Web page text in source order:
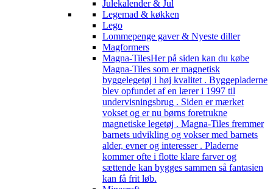
Julekalender & Jul
Legemad & køkken
Lego
Lommepenge gaver & Nyeste diller
Magformers
Magna-TilesHer på siden kan du købe
Magna-Tiles som er magnetisk
byggelegetøj i høj kvalitet . Byggepladerne
blev opfundet af en lærer i 1997 til
undervisningsbrug . Siden er mærket
vokset og er nu børns foretrukne
magnetiske legetøj . Magna-Tiles fremmer
barnets udvikling og vokser med barnets
alder, evner og interesser . Pladerne
kommer ofte i flotte klare farver og
sættende kan bygges sammen så fantasien
kan få frit løb.